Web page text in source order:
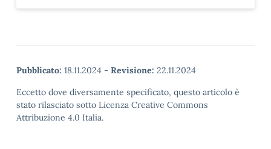
Pubblicato: 18.11.2024 - Revisione: 22.11.2024
Eccetto dove diversamente specificato, questo articolo è
stato rilasciato sotto Licenza Creative Commons
Attribuzione 4.0 Italia.